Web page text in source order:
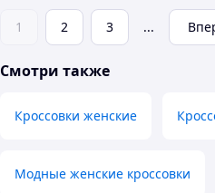
1 2 3 ...
Смотри также
Кроссовки женские
Модные женские кроссовки